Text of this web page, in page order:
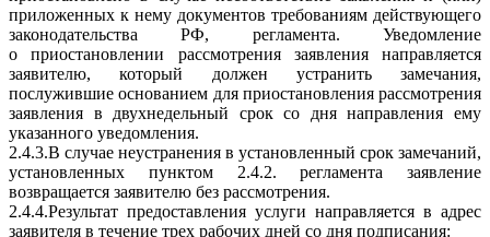
приложенных к нему документов требованиям действующего
законодательства РФ, регламента. Уведомление
о приостановлении рассмотрения заявления направляется
заявителю, который должен устранить замечания,
послужившие основанием для приостановления рассмотрения
заявления в двухнедельный срок со дня направления ему
указанного уведомления.
2.4.3.В случае неустранения в установленный срок замечаний,
установленных пунктом 2.4.2. регламента заявление
возвращается заявителю без рассмотрения.
2.4.4.Результат предоставления услуги направляется в адрес
заявителя в течение трех рабочих дней со дня подписания: